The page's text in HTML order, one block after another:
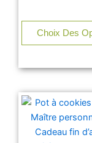
Choix Des